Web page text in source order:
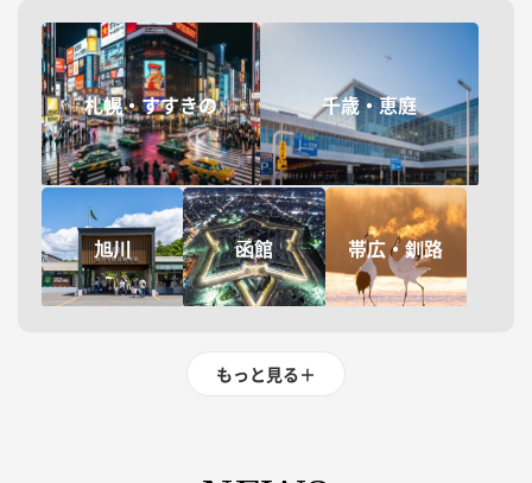
札幌・すすきの 千歳・恵庭
旭川 函館 帯広・釧路
もっと見る＋